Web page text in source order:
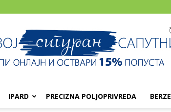
IPARD PRECIZNA POLJOPRIVREDA BERZE